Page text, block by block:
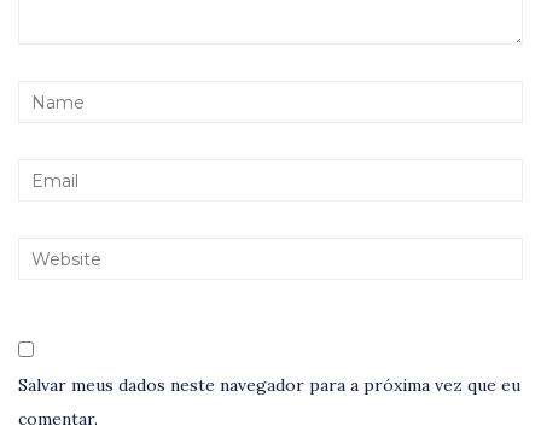
Salvar meus dados neste navegador para a próxima vez que eu
comentar.